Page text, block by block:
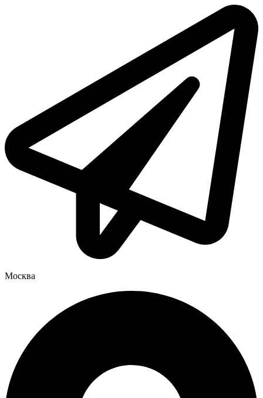
Москва